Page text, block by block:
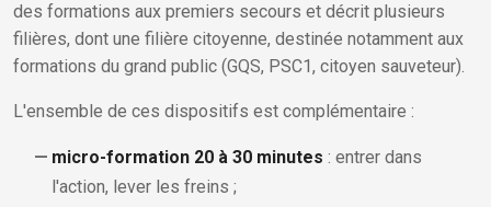
des formations aux premiers secours et décrit plusieurs
filières, dont une filière citoyenne, destinée notamment aux
formations du grand public (GQS, PSC1, citoyen sauveteur).
L'ensemble de ces dispositifs est complémentaire :
micro-formation 20 à 30 minutes : entrer dans
l'action, lever les freins ;